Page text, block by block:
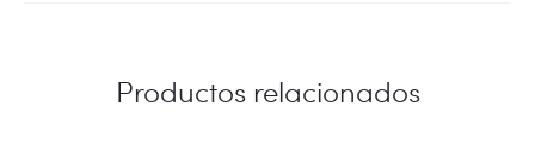
Productos relacionados